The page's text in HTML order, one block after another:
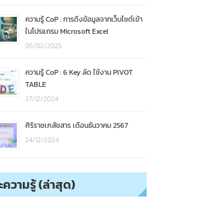
ความรู้ CoP : การดึงข้อมูลจากเว็บไซต์เข้า
ในโปรแกรม Microsoft Excel
05/02/2025
ความรู้ CoP : 6 Key ลัด ใช้งาน PIVOT
TABLE
27/12/2024
ศิริราชเภสัชสาร เดือนธันวาคม 2567
24/12/2024
ความรู้ (ล่าสุด)